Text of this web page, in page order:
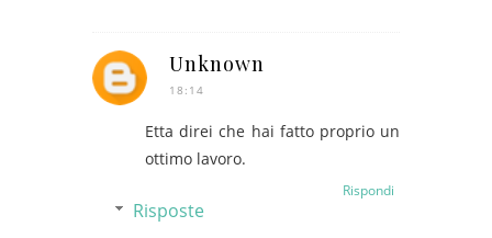
Unknown
18:14
Etta direi che hai fatto proprio un
ottimo lavoro.
Rispondi
Risposte